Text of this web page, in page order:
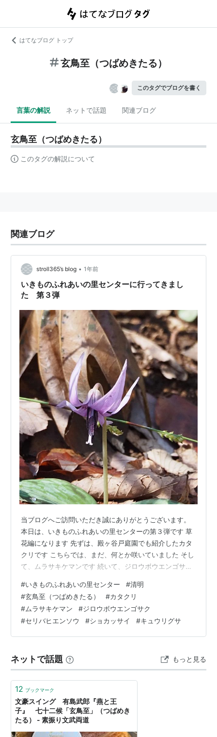
はてなブログ トップ
玄鳥至（つばめきたる）
このタグでブログを書く
言葉の解説 ネットで話題 関連ブログ
玄鳥至（つばめきたる）
このタグの解説について
関連ブログ
stroll365’s blog • 1年前
いきものふれあいの里センターに行ってきまし
た 第３弾
当ブログへご訪問いただき誠にありがとうございます。
本日は、いきものふれあいの里センターの第３弾です 草
花編になります 先ずは、殿ヶ谷戸庭園でも紹介したカタ
クリです こちらでは、まだ、何とか咲いていました そし
て、ムラサキケマンです 続いて、ジロウボウエンゴサク
ウリグサです ショカッサイは、ムラサキダイコンなど
様々な別称がありますね そう言えば、４月４日は、二十
四節気の「清明」でした 七十二候では「玄鳥至」(つばめ
きたる)です 今日の散歩で、何と、ツバメが飛んでいまし
た もう、渡ってきたのかと驚きました 本日は以上です
#いきものふれあいの里センター #清明
#玄鳥至（つばめきたる） #カタクリ
#ムラサキケマン #ジロウボウエンゴサク
#セリバヒエンソウ #ショカッサイ #キュウリグサ
ネットで話題 もっと見る
12 ブックマーク
文豪スイング 有島武郎『燕と王
子』 七十二候「玄鳥至」（つばめき
たる） - 素振り文武両道